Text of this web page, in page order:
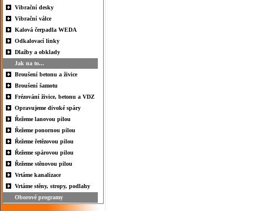
Vibrační desky
Vibrační válce
Kalová čerpadla WEDA
Odkalovací linky
Dlažby a obklady
Jak na to...
Broušení betonu a živice
Broušení šamotu
Frézování živice, betonu a VDZ
Opravujeme divoké spáry
Řežeme lanovou pilou
Řežeme ponornou pilou
Řežeme řetězovou pilou
Řežeme spárovou pilou
Řežeme stěnovou pilou
Vrtáme kanalizace
Vrtáme stěny, stropy, podlahy
Oborové programy